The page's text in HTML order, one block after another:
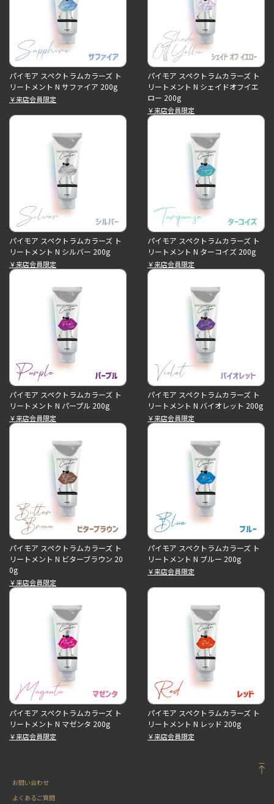
パイモア スペクトラムカラーズ ト
リートメント N サファイア 200g
￥来店会員限定
パイモア スペクトラムカラーズ ト
リートメント N シェイドオフイエ
ロー 200g
￥来店会員限定
パイモア スペクトラムカラーズ ト
リートメント N シルバー 200g
￥来店会員限定
パイモア スペクトラムカラーズ ト
リートメント N ターコイズ 200g
￥来店会員限定
パイモア スペクトラムカラーズ ト
リートメント N パープル 200g
￥来店会員限定
パイモア スペクトラムカラーズ ト
リートメント N バイオレット 200g
￥来店会員限定
パイモア スペクトラムカラーズ ト
リートメント N ビターブラウン 20
0g
￥来店会員限定
パイモア スペクトラムカラーズ ト
リートメント N ブルー 200g
￥来店会員限定
パイモア スペクトラムカラーズ ト
リートメント N マゼンタ 200g
￥来店会員限定
パイモア スペクトラムカラーズ ト
リートメント N レッド 200g
￥来店会員限定
お問い合わせ
よくあるご質問